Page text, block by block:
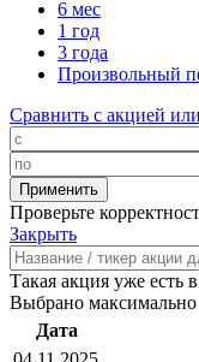
6 мес
1 год
3 года
Произвольный
Сравнить с акцией
Проверьте
Закрыть
Такая акция уже есть
Выбрано максимально
Дата